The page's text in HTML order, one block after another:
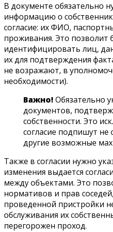
В документе обязательно
информацию о
согласие: их ФИО,
проживания. Это позволит
идентифицировать лиц,
их для подтверждения
не возражают, в
необходимости).
Важно!Обязательно
документов,
собственности. Это
согласие подпишут не
другие возможные
Также в согласии нужно
изменения выдается
между объектами. Это
нормативов и прав
проведенной пристройки
обслуживания их
перегорожен проход.